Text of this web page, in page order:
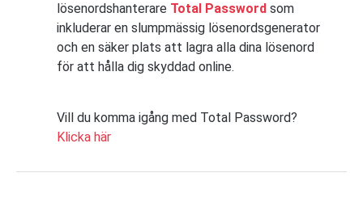
lösenordshanterare Total Password som
inkluderar en slumpmässig lösenordsgenerator
och en säker plats att lagra alla dina lösenord
för att hålla dig skyddad online.
Vill du komma igång med Total Password?
Klicka här